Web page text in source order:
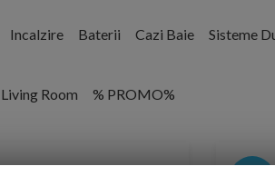
Incalzire Baterii Cazi Baie Sisteme
Living Room % PROMO%